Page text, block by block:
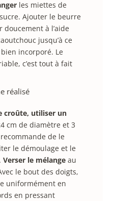
les miettes de
Ajouter le beurre
à l’aide
jusqu’à ce
incorporé. Le
c’est tout à fait
réalisé
croûte, utiliser un
cm de diamètre et 3
de le
le démoulage et le
Verser le mélange au
le bout des doigts,
uniformément en
en pressant